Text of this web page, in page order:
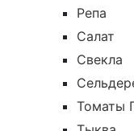
Репа
Салат
Свекла
Томаты